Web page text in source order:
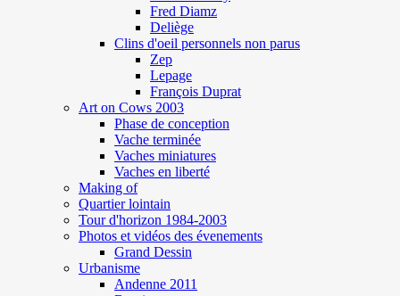
Fred Diamz
Deliège
Clins d'oeil personnels non parus
Zep
Lepage
François Duprat
Art on Cows 2003
Phase de conception
Vache terminée
Vaches miniatures
Vaches en liberté
Making of
Quartier lointain
Tour d'horizon 1984-2003
Photos et vidéos des évenements
Grand Dessin
Urbanisme
Andenne 2011